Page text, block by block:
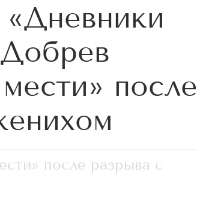
«Дневники
после
после разрыва с